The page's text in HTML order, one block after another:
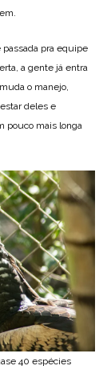
passada pra equipe
a gente já entra
o manejo,
deles e
pouco mais longa
40 espécies